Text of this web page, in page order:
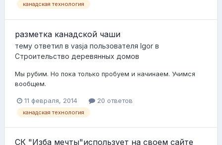
канадская технология
разметка канадской чаши
тему ответил в vasja пользователя Igor в
Строительство деревянных домов
Мы рубим. Но пока только пробуем и начинаем. Учимся
вообщем.
11 февраля, 2014 20 ответов
канадская технология
СК "Изба мечты"использует на своем сайте